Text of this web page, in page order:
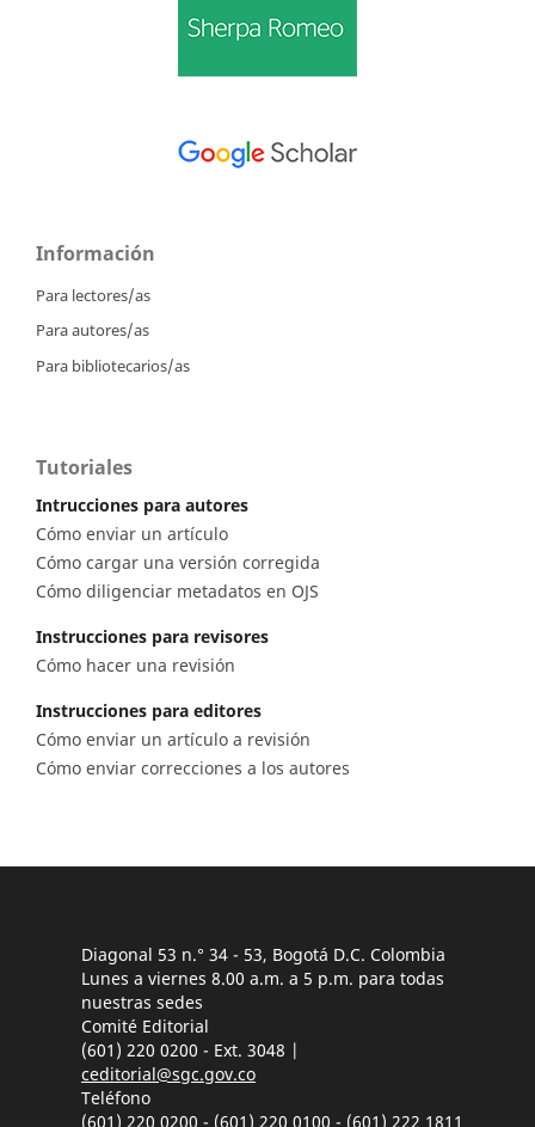
Información
Para lectores/as
Para autores/as
Para bibliotecarios/as
Tutoriales
Intrucciones para autores
Cómo enviar un artículo
Cómo cargar una versión corregida
Cómo diligenciar metadatos en OJS
Instrucciones para revisores
Cómo hacer una revisión
Instrucciones para editores
Cómo enviar un artículo a revisión
Cómo enviar correcciones a los autores
Diagonal 53 n.° 34 - 53, Bogotá D.C. Colombia
Lunes a viernes 8.00 a.m. a 5 p.m. para todas
nuestras sedes
Comité Editorial
(601) 220 0200 - Ext. 3048 |
ceditorial@sgc.gov.co
Teléfono
(601) 220 0200 - (601) 220 0100 - (601) 222 1811